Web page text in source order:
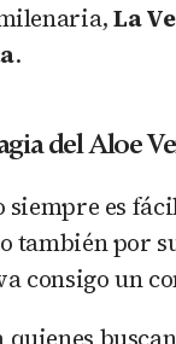
La
.
del Aloe
es
también por
consigo un
quienes